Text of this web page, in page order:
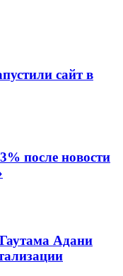
сайт в
после новости
Адани